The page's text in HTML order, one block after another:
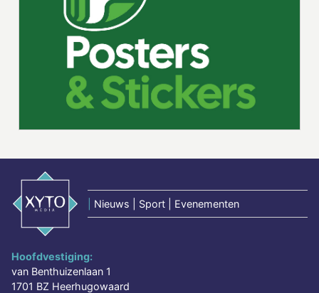
Nieuws | Sport | Evenementen
Hoofdvestiging:
van Benthuizenlaan 1
1701 BZ Heerhugowaard